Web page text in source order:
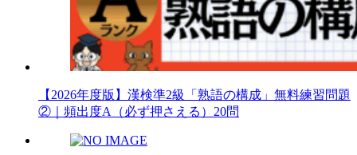
【2026年度版】漢検準2級「熟語の構成」無料練習問題
②｜頻出度A（必ず押さえる）20問